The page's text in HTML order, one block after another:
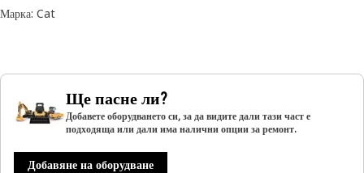
Марка: Cat
Ще пасне ли?
Добавете оборудването си, за да видите дали тази част е
подходяща или дали има налични опции за ремонт.
Добавяне на оборудване